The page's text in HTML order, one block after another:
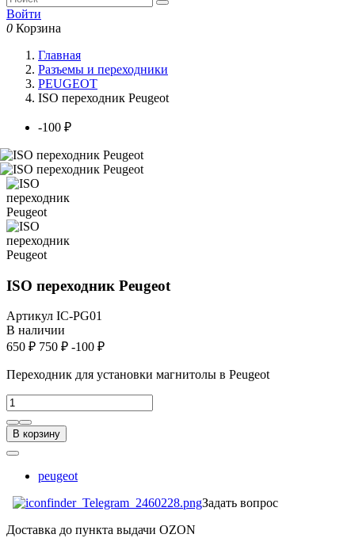
Войти
0 Корзина
Главная
Разъемы и переходники
PEUGEOT
ISO переходник Peugeot
-100 ₽
ISO переходник Peugeot
Артикул IC-PG01
В наличии
650 ₽ 750 ₽ -100 ₽
Переходник для установки магнитолы в Peugeot
В корзину
peugeot
Задать вопрос
Доставка до пункта выдачи OZON